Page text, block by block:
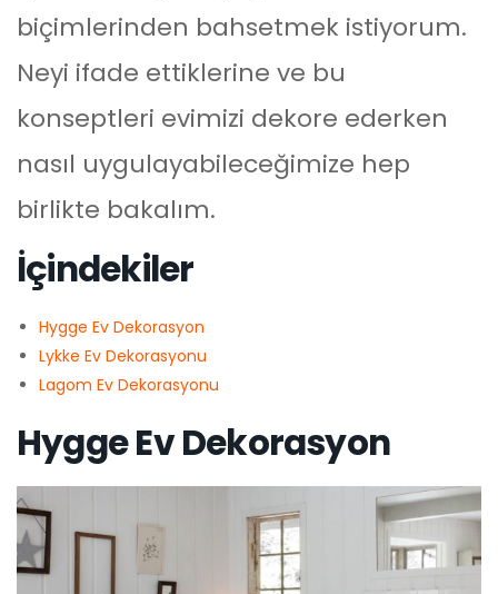
biçimlerinden bahsetmek istiyorum.
Neyi ifade ettiklerine ve bu
konseptleri evimizi dekore ederken
nasıl uygulayabileceğimize hep
birlikte bakalım.
İçindekiler
Hygge Ev Dekorasyon
Lykke Ev Dekorasyonu
Lagom Ev Dekorasyonu
Hygge Ev Dekorasyon